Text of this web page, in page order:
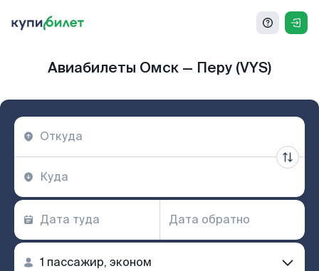
Авиабилеты Омск — Перу (VYS)